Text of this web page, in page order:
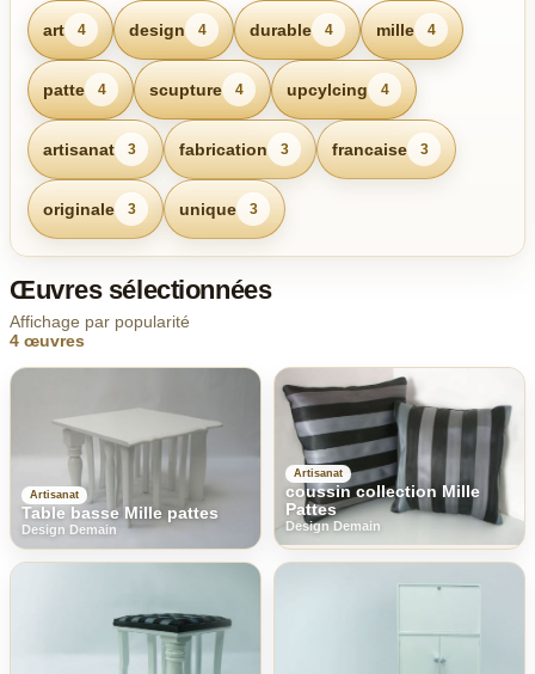
art 4 design 4 durable 4 mille 4
patte 4 scupture 4 upcylcing 4
artisanat 3 fabrication 3 francaise 3
originale 3 unique 3
Œuvres sélectionnées
Affichage par popularité
4 œuvres
Artisanat
Table basse Mille pattes
Design Demain
Artisanat
coussin collection Mille
Pattes
Design Demain